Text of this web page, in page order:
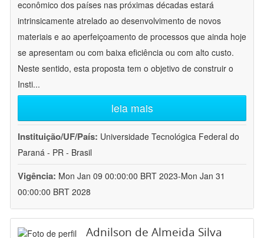
econômico dos países nas próximas décadas estará
intrinsicamente atrelado ao desenvolvimento de novos
materiais e ao aperfeiçoamento de processos que ainda hoje
se apresentam ou com baixa eficiência ou com alto custo.
Neste sentido, esta proposta tem o objetivo de construir o
Insti...
leia mais
Instituição/UF/País: Universidade Tecnológica Federal do
Paraná - PR - Brasil
Vigência: Mon Jan 09 00:00:00 BRT 2023-Mon Jan 31
00:00:00 BRT 2028
Adnilson de Almeida Silva